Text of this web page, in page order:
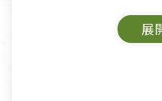
鑑賞期商品說明：